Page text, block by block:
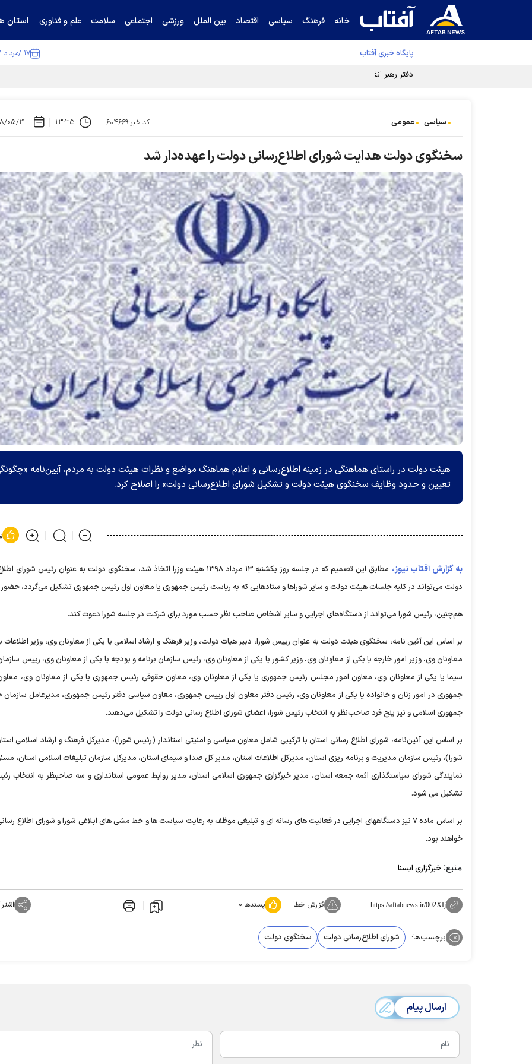
خانه فرهنگ سیاسی اقتصاد بین الملل ورزشی اجتماعی سلامت علم و فناوری استان
پایگاه خبری آفتاب ۱۷ /مرداد /۱۴۰۵
دفتر رهبر انقلاب ادعای خرازی درباره پزشکیان را تکذیب کرد
سیاسی عمومی کد خبر:۶۰۴۶۶۹ ۱۳:۳۵ ۱۳۹۸/
سخنگوی دولت هدایت شورای اطلاع‌رسانی دولت را عهده‌دار شد
هیئت دولت در راستای هماهنگی در زمینه اطلاع‌رسانی و اعلام هماهنگ مواضع و نظرات هیئت دولت به مردم، آیین‌نامه
تعیین و حدود وظایف سخنگوی هیئت دولت و تشکیل شورای اطلاع‌رسانی دولت» را اصلاح کرد.
به گزارش آفتاب نیوز،
مطابق این تصمیم که در جلسه روز یکشنبه ۱۳ مرداد ۱۳۹۸ هیئت وزرا اتخاذ شد، سخنگوی دولت به عنوان رئیس
دولت می‌تواند در کلیه جلسات هیئت دولت و سایر شوراها و ستادهایی که به ریاست رئیس جمهوری یا معاون اول رئیس جمهوری تشکیل می‌گردد، حضور
هم‌چنین، رئیس شورا می‌تواند از دستگاه‌های اجرایی و سایر اشخاص صاحب نظر حسب مورد برای شرکت در جلسه شورا دعوت کند.
بر اساس این آئین نامه، سخنگوی هیئت دولت به عنوان رییس شورا،‌ دبیر هیات دولت،‌ وزیر فرهنگ و ارشاد اسلامی یا یکی از معاونان وی،‌ وزیر اطلاعات
معاونان وی، وزیر امور خارجه یا یکی از معاونان وی،‌ وزیر کشور یا یکی از معاونان وی،‌ رئیس سازمان برنامه و بودجه یا یکی از معاونان وی، رییس
سیما یا یکی از معاونان وی،‌ معاون امور مجلس رئیس جمهوری یا یکی از معاونان وی،‌ معاون حقوقی رئیس جمهوری یا یکی از معاونان وی،‌
جمهوری در امور زنان و خانواده یا یکی از معاونان وی،‌ رئیس دفتر معاون اول رییس جمهوری،‌ معاون سیاسی دفتر رئیس جمهوری،‌ مدیرعامل سازمان
جمهوری اسلامی و نیز پنج فرد صاحب‌نظر به انتخاب رئیس شورا، اعضای شورای اطلاع رسانی دولت را تشکیل می‌دهند.
بر اساس این آئین‌نامه، شورای اطلاع رسانی استان با ترکیبی شامل معاون سیاسی و امنیتی استاندار (رئیس شورا)،‌ مدیرکل فرهنگ و ارشاد اسلامی
شورا)، رئیس سازمان مدیریت و برنامه ریزی استان،‌ مدیرکل اطلاعات استان،‌ مدیر کل صدا و سیمای استان،‌ مدیرکل سازمان تبلیغات اسلامی استان،
نمایندگی شورای سیاستگذاری ائمه جمعه استان،‌ مدیر خبرگزاری جمهوری اسلامی استان،‌ مدیر روابط عمومی استانداری و سه صاحبنظر به انتخاب
تشکیل می شود.
بر اساس ماده ۷ نیز دستگاههای اجرایی در فعالیت های رسانه ای و تبلیغی موظف به رعایت سیاست ها و خط مشی های ابلاغی شورا و شورای اطلاع
خواهند بود.
منبع: خبرگزاری ایسنا
https://aftabnews.ir/002XIj گزارش خطا پسندها:۰
برچسب‌ها: شورای اطلاع‌رسانی دولت سخنگوی دولت
ارسال پیام